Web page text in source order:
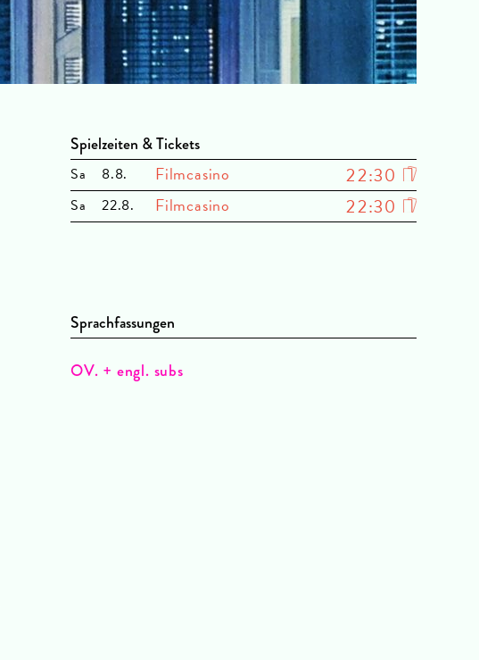
Spielzeiten & Tickets
Sa 8.8. Filmcasino 22:30
Sa 22.8. Filmcasino 22:30
Sprachfassungen
OV. + engl. subs